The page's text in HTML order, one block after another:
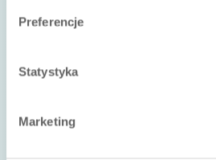
Preferencje
Statystyka
Marketing